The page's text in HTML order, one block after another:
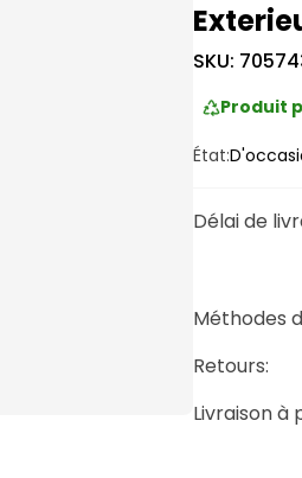
SKU:
Produit
État:
Délai de
Méthodes
Retours:
Livraison à